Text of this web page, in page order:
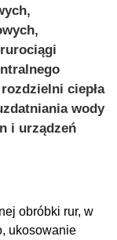
ciepła
wody
i urządzeń
obróbki rur, w
ukosowanie